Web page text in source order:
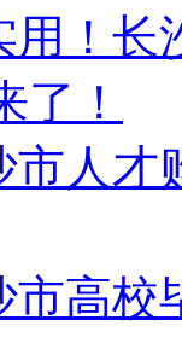
用！长
了！
市人才
市高校